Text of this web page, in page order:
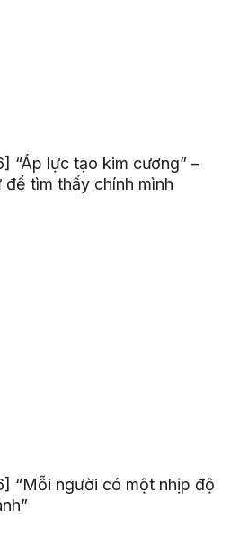
“Áp lực tạo kim cương” –
để tìm thấy chính mình
“Mỗi người có một nhịp độ